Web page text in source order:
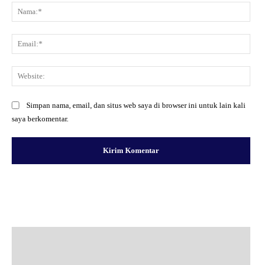
Simpan nama, email, dan situs web saya di browser ini untuk lain kali
saya berkomentar.